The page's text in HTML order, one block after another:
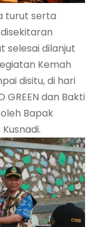
turut serta
selesai dilanjut
Kemah
disitu, di hari
GREEN dan Bakti
Bapak